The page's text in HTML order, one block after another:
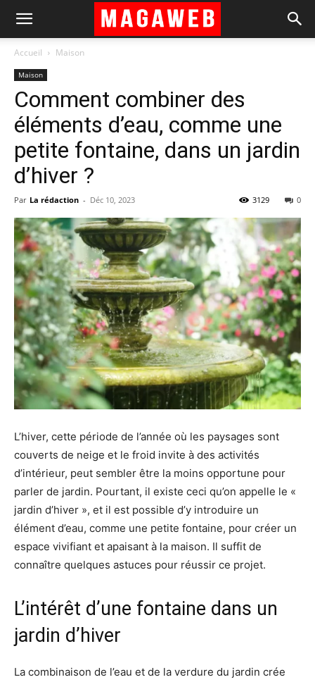
Accueil Maison
Maison
Comment combiner des
éléments d’eau, comme une
petite fontaine, dans un jardin
d’hiver ?
Par La rédaction - Déc 10, 2023 0
3129
L’hiver, cette période de l’année où les paysages sont
couverts de neige et le froid invite à des activités
d’intérieur, peut sembler être la moins opportune pour
parler de jardin. Pourtant, il existe ceci qu’on appelle le «
jardin d’hiver », et il est possible d’y introduire un
élément d’eau, comme une petite fontaine, pour créer un
espace vivifiant et apaisant à la maison. Il suffit de
connaître quelques astuces pour réussir ce projet.
L’intérêt d’une fontaine dans un
jardin d’hiver
La combinaison de l’eau et de la verdure du jardin crée